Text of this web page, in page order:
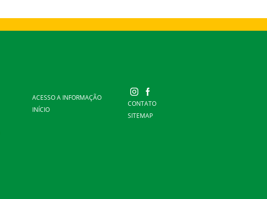
ACESSO A INFORMAÇÃO
INÍCIO
CONTATO
SITEMAP